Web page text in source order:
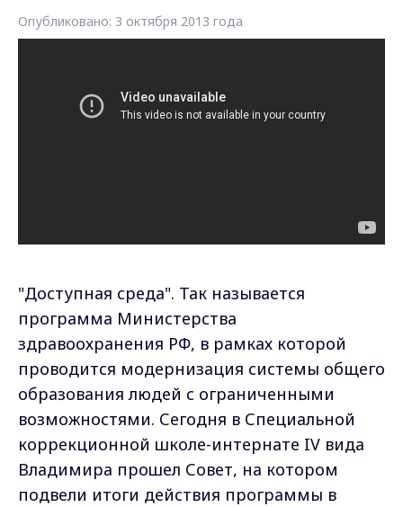
Опубликовано: 3 октября 2013 года
"Доступная среда". Так называется
программа Министерства
здравоохранения РФ, в рамках которой
проводится модернизация системы общего
образования людей с ограниченными
возможностями. Сегодня в Специальной
коррекционной школе-интернате IV вида
Владимира прошел Совет, на котором
подвели итоги действия программы в